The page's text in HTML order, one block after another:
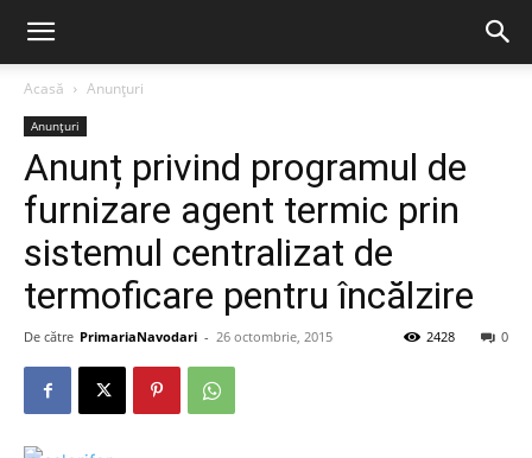
Acasă Anunțuri
Anunțuri
Anunț privind programul de
furnizare agent termic prin
sistemul centralizat de
termoficare pentru încălzire
De către PrimariaNavodari - 26 octombrie, 2015 0
2428